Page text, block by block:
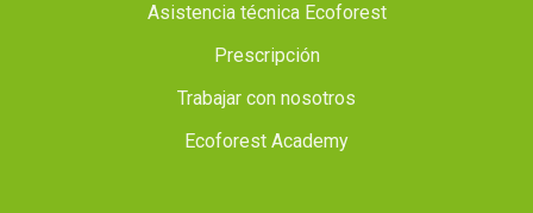
Asistencia técnica Ecoforest
Prescripción
Trabajar con nosotros
Ecoforest Academy